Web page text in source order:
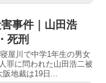
事件｜山田浩
死刑
屋川で中学1年生の男女
罪に問われた山田浩二被
地裁は19日...